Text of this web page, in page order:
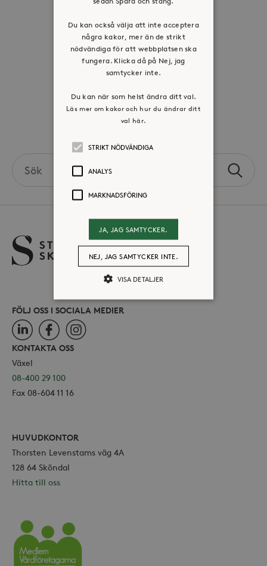
Riktlinje för personuppgifter
Tillgänglighetsredogörelse
Visselblåsartjänst
Jobba hos oss
Press & mediakontakt
the
Sök
FÖLJ OSS I SOCIALA MEDIER
LinkedInFacebookInstagram
KONTAKTA OSS
Växel
08-400 29 100
Fax 08-604 11 16
HUVUDKONTOR
Thorsten Levenstams väg 4A
128 64 Sköndal
Hitta till oss
Vårdföretagarna
Du kan också välja att inte acceptera
några kakor, mer än de strikt
nödvändiga för att webbplatsen ska
fungera. Klicka då på Nej, jag
samtycker inte.
Du kan när som helst ändra ditt val.
Läs mer om kakor och hur du ändrar ditt
val här.
STRIKT NÖDVÄNDIGA
ANALYS
MARKNADSFÖRING
JA, JAG SAMTYCKER.
NEJ, JAG SAMTYCKER INTE.
VISA DETALJER
Strikt nödvändiga
kontohantering. Webbplatsen kan inte
Namn
_hjFirstSeen